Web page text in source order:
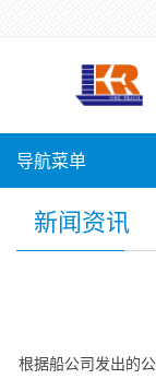
导航菜单
新闻资讯
根据船公司发出的